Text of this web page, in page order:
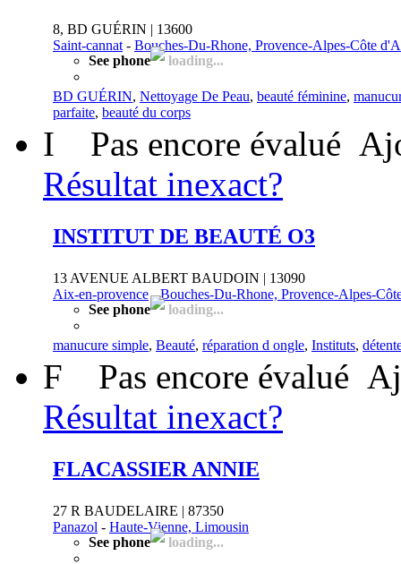
8, BD GUÉRIN | 13600
Saint-cannat - Bouches-Du-Rhone, Provence-Alpes-Côte
See phone
loading...
BD GUÉRIN, Nettoyage De Peau, beauté féminine,
parfaite, beauté du corps
I Pas encore évalué
Résultat inexact?
INSTITUT DE BEAUTÉ O3
13 AVENUE ALBERT BAUDOIN | 13090
Aix-en-provence-Bouches-Du-Rhone, Provence-Alpes-
See phone
loading...
manucure simple, Beauté, réparation d ongle, Instituts,
F Pas encore évalué
Résultat inexact?
FLACASSIER ANNIE
27 R BAUDELAIRE | 87350
Panazol - Haute-Vienne, Limousin
See phone
loading...